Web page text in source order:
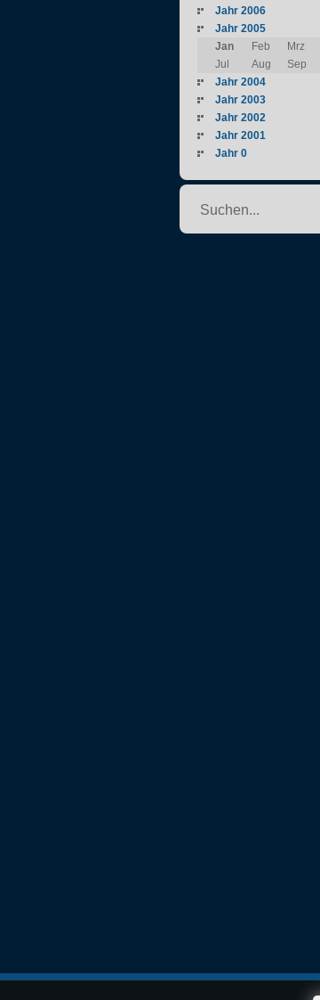
Jahr 2006
Jahr 2005
Jan
Feb Mrz
Jul
Aug Sep
Jahr 2004
Jahr 2003
Jahr 2002
Jahr 2001
Jahr 0